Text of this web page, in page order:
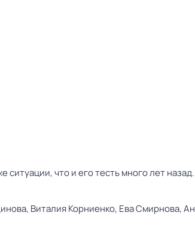
ситуации, что и его тесть много лет
Виталия Корниенко, Ева Смирнова,